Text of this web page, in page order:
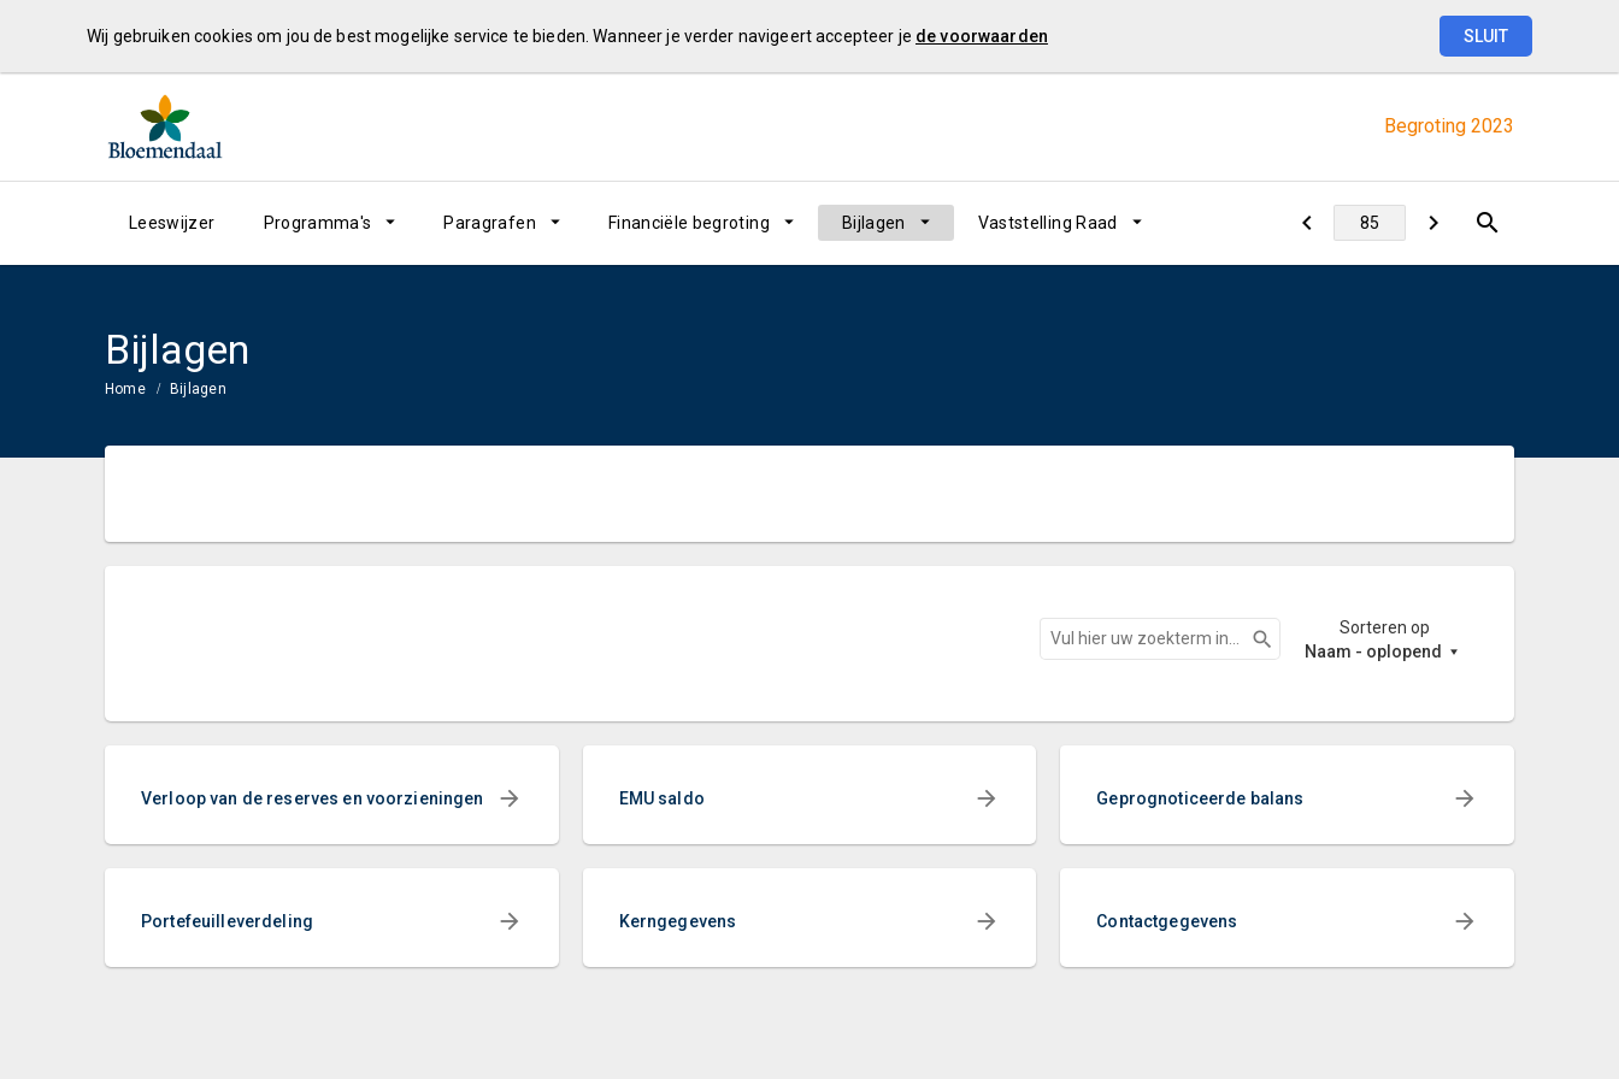
Wij gebruiken cookies om jou de best mogelijke service te bieden. Wanneer je verder navigeert accepteer je de voorwaarden SLUIT
Begroting 2023
Leeswijzer Programma's Paragrafen Financiële begroting Bijlagen Vaststelling Raad
Bijlagen
Home Bijlagen
Zoeken
Sorteren op
Naam - oplopend
Verloop van de reserves en voorzieningen EMU saldo Geprognoticeerde balans
Portefeuilleverdeling Kerngegevens Contactgegevens